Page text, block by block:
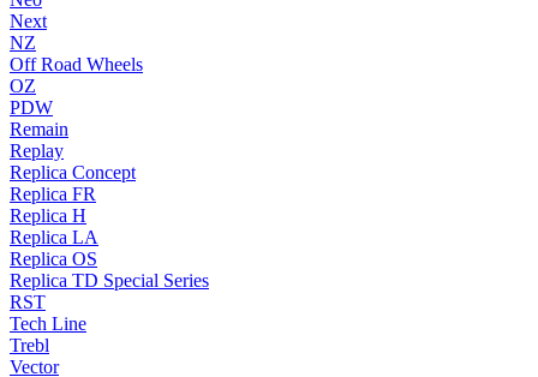
Next
NZ
Off Road Wheels
OZ
PDW
Remain
Replay
Replica Concept
Replica FR
Replica H
Replica LA
Replica OS
Replica TD Special Series
RST
Tech Line
Trebl
Vector